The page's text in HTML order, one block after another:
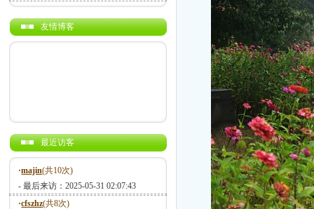
友情博客
最近访客
·majin(共10次)
- 最后来访：2025-05-31 02:07:43
·cfszhz(共8次)